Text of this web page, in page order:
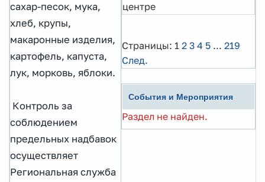
сахар-песок, мука,
хлеб, крупы,
макаронные изделия,
картофель, капуста,
лук, морковь, яблоки.
Контроль за
соблюдением
предельных надбавок
осуществляет
Региональная служба
центре
Страницы: 1 2 3 4 5 ... 219
След.
События и Мероприятия
Раздел не найден.